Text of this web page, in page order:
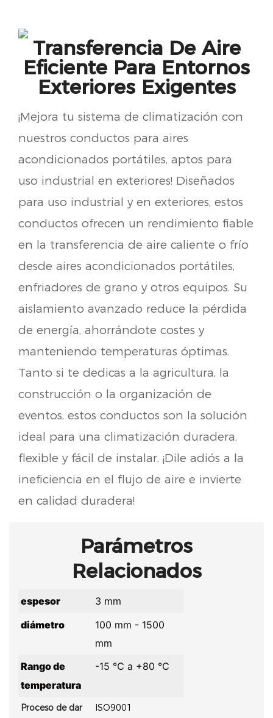
Transferencia De Aire
Eficiente Para Entornos
Exteriores Exigentes
¡Mejora tu sistema de climatización con
nuestros conductos para aires
acondicionados portátiles, aptos para
uso industrial en exteriores! Diseñados
para uso industrial y en exteriores, estos
conductos ofrecen un rendimiento fiable
en la transferencia de aire caliente o frío
desde aires acondicionados portátiles,
enfriadores de grano y otros equipos. Su
aislamiento avanzado reduce la pérdida
de energía, ahorrándote costes y
manteniendo temperaturas óptimas.
Tanto si te dedicas a la agricultura, la
construcción o la organización de
eventos, estos conductos son la solución
ideal para una climatización duradera,
flexible y fácil de instalar. ¡Dile adiós a la
ineficiencia en el flujo de aire e invierte
en calidad duradera!
Parámetros
Relacionados
espesor
3 mm
diámetro
100 mm - 1500
mm
Rango de
temperatura
-15 ℃ a +80 ℃
Proceso de dar
ISO9001